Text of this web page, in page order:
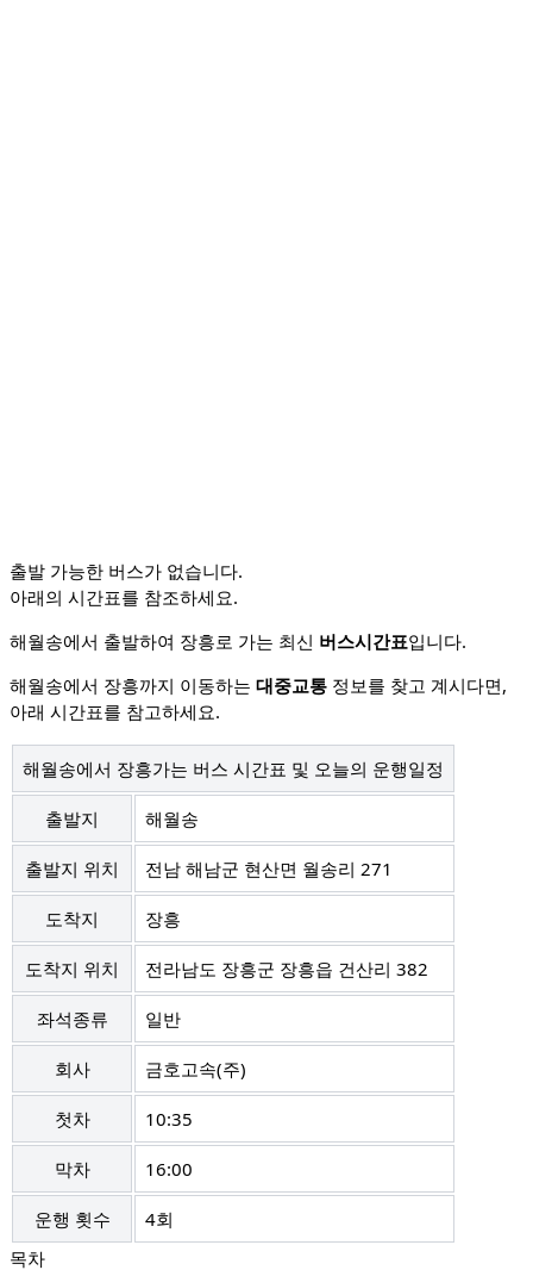
출발 가능한 버스가 없습니다.
아래의 시간표를 참조하세요.
해월송에서 출발하여 장흥로 가는 최신 버스시간표입니다.
해월송에서 장흥까지 이동하는 대중교통 정보를 찾고 계시다면,
아래 시간표를 참고하세요.
해월송에서 장흥가는 버스 시간표 및 오늘의 운행일정
출발지 해월송
출발지 위치 전남 해남군 현산면 월송리 271
도착지 장흥
도착지 위치 전라남도 장흥군 장흥읍 건산리 382
좌석종류 일반
회사 금호고속(주)
첫차 10:35
막차 16:00
운행 횟수 4회